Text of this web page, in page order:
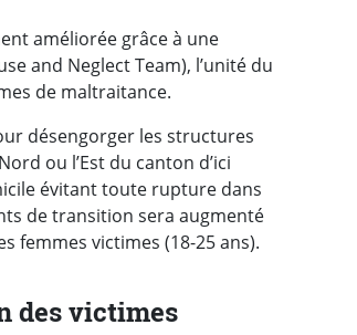
améliorée grâce à une
and Neglect Team), l’unité du
de maltraitance.
désengorger les structures
ou l’Est du canton d’ici
évitant toute rupture dans
de transition sera augmenté
femmes victimes (18-25 ans).
des victimes